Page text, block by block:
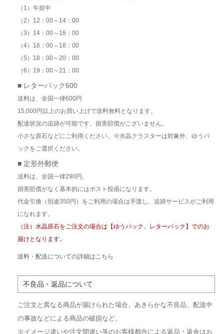
（1）午前中
（2）12：00～14：00
（3）14：00～16：00
（4）16：00～18：00
（5）18：00～20：00
（6）19：00～21：00
■ レターパック600
送料は、全国一律600円
15,000円以上のお買い上げで送料無料となります。
配達状況の追跡が可能です。損害賠償がございません。
小さな原石などにご利用ください。※水晶クラスターは対象外、ゆうパ
ックをご選択ください。
■ 定形外郵便
送料は、全国一律290円。
損害賠償がなく基本的にはポスト投函になります。
代金引換（別途350円）をご利用の場合は手渡し、追跡サービスがご利用
になれます。
（注）水晶原石をご注文の場合は【ゆうパック、レターパック】でのお
届けとなります。
送料・配送についての詳細はこちら
不良品・返品について
ご注文と異なる商品が届けられた場合、あきらかな不良品、配送中
の事故などによる商品の破損など。
※イメージ違いや注文間違い等のお客様都合による返品・返金はお